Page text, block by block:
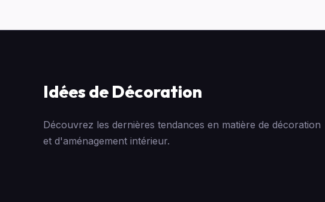
Idées de Décoration
Découvrez les dernières tendances en matière de décoration
et d'aménagement intérieur.